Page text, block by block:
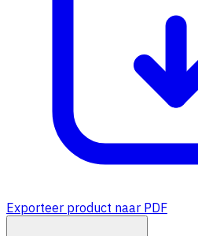
Exporteer product naar PDF